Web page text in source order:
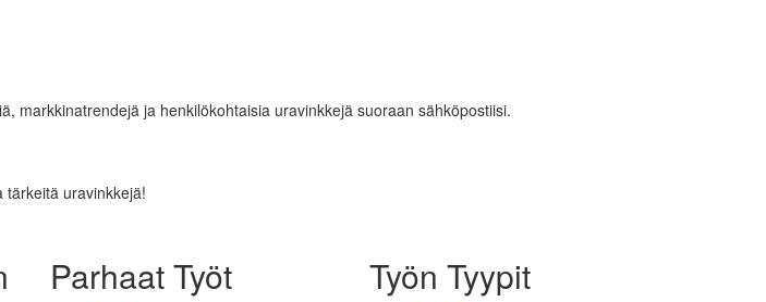
markkinatrendejä ja henkilökohtaisia uravinkkejä suoraan sähköpostiisi.
tärkeitä uravinkkejä!
Parhaat Työt Työn Tyypit